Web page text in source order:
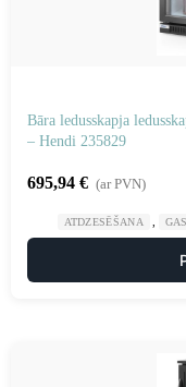
Bāra ledusskapja
– Hendi 235829
695,94 € (ar PVN)
ATDZESĒŠANA